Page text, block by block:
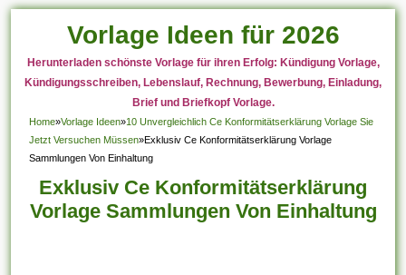
Vorlage Ideen für 2026
Herunterladen schönste Vorlage für ihren Erfolg: Kündigung Vorlage,
Kündigungsschreiben, Lebenslauf, Rechnung, Bewerbung, Einladung,
Brief und Briefkopf Vorlage.
Home»Vorlage Ideen»10 Unvergleichlich Ce Konformitätserklärung Vorlage Sie
Jetzt Versuchen Müssen»Exklusiv Ce Konformitätserklärung Vorlage
Sammlungen Von Einhaltung
Exklusiv Ce Konformitätserklärung
Vorlage Sammlungen Von Einhaltung